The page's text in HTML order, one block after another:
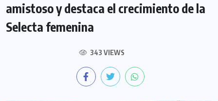
amistoso y destaca el crecimiento de la
Selecta femenina
343 VIEWS